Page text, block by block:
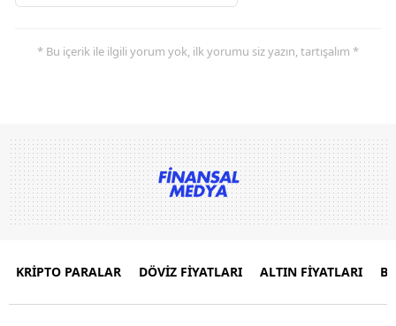
* Bu içerik ile ilgili yorum yok, ilk yorumu siz yazın, tartışalım *
KRİPTO PARALAR DÖVİZ FİYATLARI ALTIN FİYATLARI